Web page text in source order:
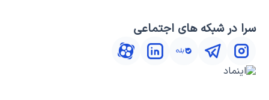
سرا در شبکه های اجتماعی